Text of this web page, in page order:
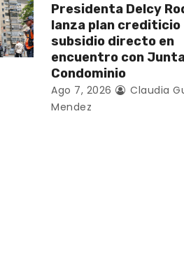
Presidenta Delcy
lanza plan crediticio
subsidio directo en
encuentro con
Condominio
Ago 7, 2026
Claudia
Mendez